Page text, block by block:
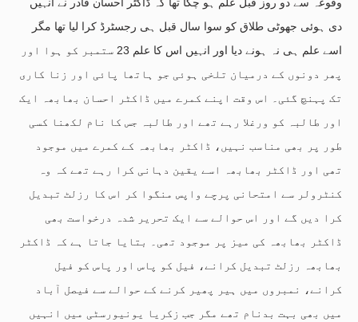
دی ہوئی جھوٹی طلاق کو سوا سال قبل ہی رجسٹرڈ کرا لیا تھا مگر
اسے علم ہی نہ ہونے دیا اور انہیں اس کا علم 23 ستمبر کو ہوا اور
پھر دونوں کے درمیان تلخی ہوئی جو ہاتھا پائی اور زنا کاری
تک پہنچ گئی۔ اس وقت اپنے کمرے میں ڈاکٹر احسان بھابھہ ایک
اور طالبہ کو ورغلا رہے تھے اور طالبہ جس کا نام لکھنا کسی
طور پر بھی مناسب نہیں، ڈاکٹر بھابھہ کے کمرے میں موجود
تھی اور ڈاکٹر بھابھہ اسے یقین دہانی کرا رہے تھے کہ وہ
کنٹرولر سے امتحانی پرچے واپس منگوا کر اس کا رزلٹ تبدیل
کرا دیں گے اور اس حوالے سے ایک تحریر شدہ درخواست بھی
ڈاکٹر بھابھہ کی میز پر موجود تھی۔ بتایا جاتا ہے کہ ڈاکٹر
بھابھہ رزلٹ تبدیل کرانے، فیل کو پاس اور پاس کو فیل
کرانے، نمبروں میں ہیر پھیر کرنے کے حوالے سے فیصل آباد
میں بھی بہت بدنام تھے مگر جب زکریا یونیورسٹی میں انہیں